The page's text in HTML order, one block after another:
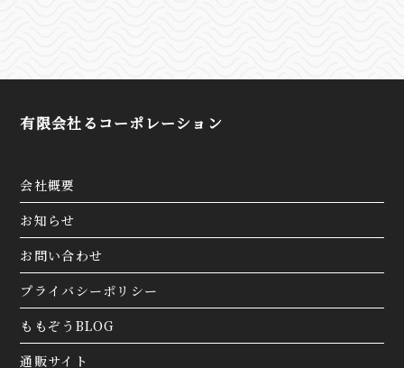
有限会社るコーポレーション
会社概要
お知らせ
お問い合わせ
プライバシーポリシー
ももぞうBLOG
通販サイト